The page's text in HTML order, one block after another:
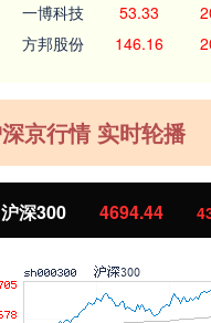
一博科技 53.33
方邦股份 146.16
京行情 实时轮播
北证50 1134.24